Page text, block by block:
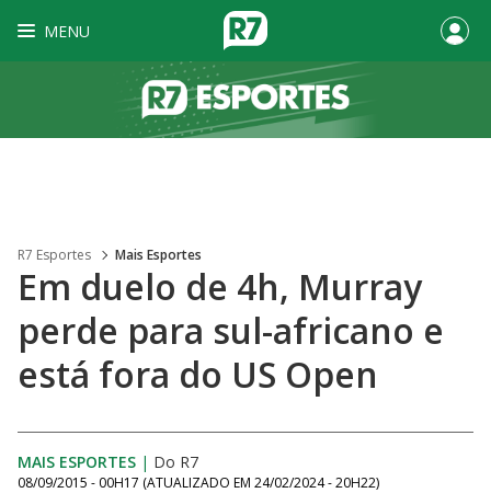
MENU
R7 Esportes Mais Esportes
Em duelo de 4h, Murray
perde para sul-africano e
está fora do US Open
MAIS ESPORTES | Do R7
08/09/2015 - 00H17 (ATUALIZADO EM 24/02/2024 - 20H22)